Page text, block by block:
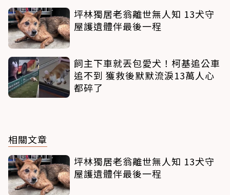
坪林獨居老翁離世無人知 13犬守
屋護遺體伴最後一程
飼主下車就丟包愛犬！柯基追公車
追不到 獲救後默默流淚13萬人心
都碎了
相關文章
坪林獨居老翁離世無人知 13犬守
屋護遺體伴最後一程